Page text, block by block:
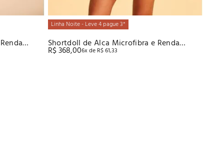
Linha Noite - Leve 4 pague 3*
Shortdoll de Alca Microfibra e Renda
Recco
R$368,006x de R$61,33